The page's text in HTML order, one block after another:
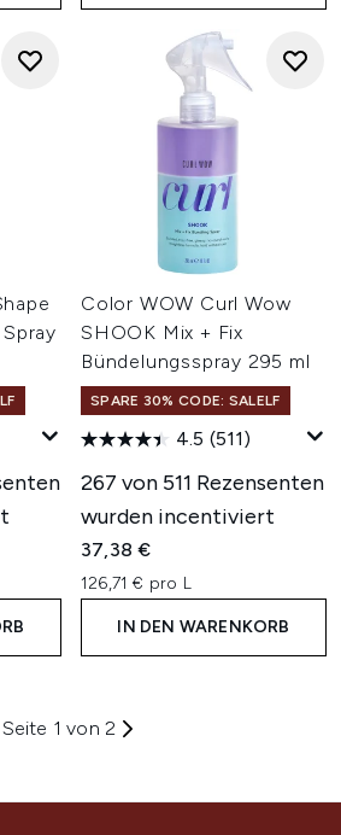
Color WOW Curl Wow
SHOOK Mix + Fix
Bündelungsspray 295 ml
SPARE 30% CODE: SALELF
4.5 (511)
267 von 511 Rezensenten
wurden incentiviert
37,38 €
126,71 € pro L
IN DEN WARENKORB
Seite 1 von 2